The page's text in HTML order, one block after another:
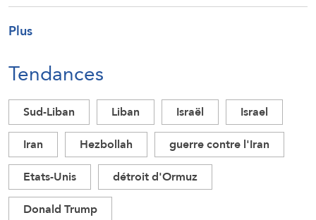
Plus
Tendances
Sud-Liban Liban Israël
Israel
Iran
Hezbollah
guerre contre l'Iran
Etats-Unis
détroit d'Ormuz
Donald Trump